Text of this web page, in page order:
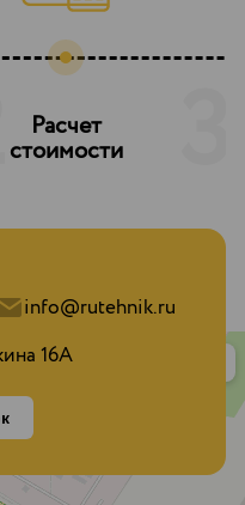
Расчет
стоимости
info@rutehnik.ru
16А